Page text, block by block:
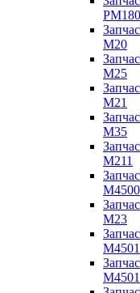
PM180
M20
M25
M21
M35
M211
M4500
M23
M4501